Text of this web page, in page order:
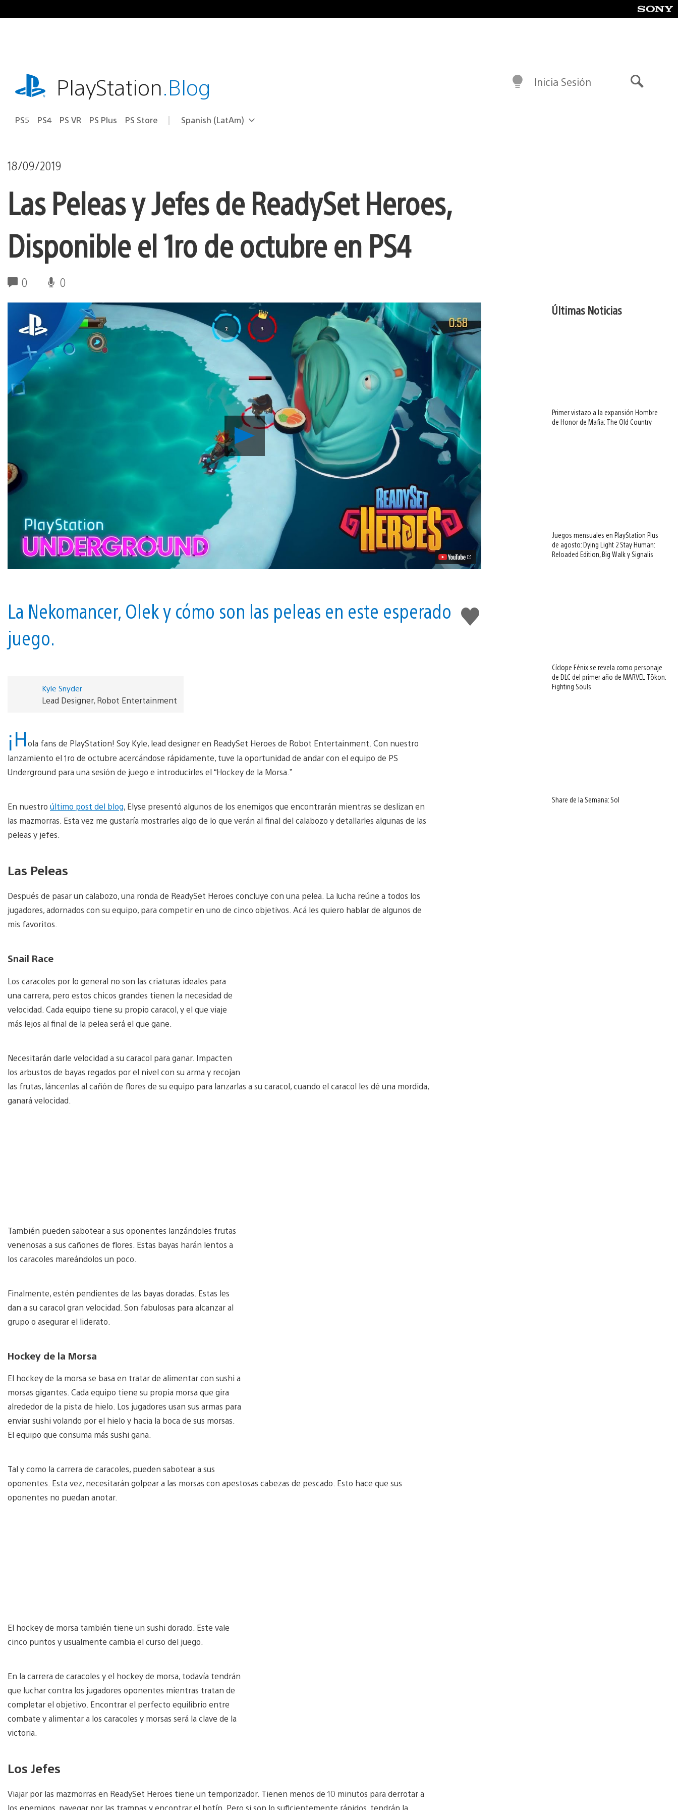
al
playstation.comPlayStation.Blog
PS5 PS4 PS VR PS Plus PS Store Elige
Región
Spanish (LatAm)
Inicia Sesión
18/09/2019
Las Peleas y Jefes de ReadySet Heroes,
Disponible el 1ro de octubre en PS4
0 0
Reproducir
Las
y
Disponible
octubre
PS4
Video
Me
gusta
La Nekomancer, Olek y cómo son las peleas en este esperado
juego.
Kyle Snyder
Lead Designer, Robot Entertainment
¡Hola fans de PlayStation! Soy Kyle, lead designer en ReadySet Heroes de Robot Entertainment. Con nuestro
lanzamiento el 1ro de octubre acercándose rápidamente, tuve la oportunidad de andar con el equipo de PS
Underground para una sesión de juego e introducirles el “Hockey de la Morsa.”
En nuestro último post del blog, Elyse presentó algunos de los enemigos que encontrarán mientras se deslizan en
las mazmorras. Esta vez me gustaría mostrarles algo de lo que verán al final del calabozo y detallarles algunas de las
peleas y jefes.
Las Peleas
Después de pasar un calabozo, una ronda de ReadySet Heroes concluye con una pelea. La lucha reúne a todos los
jugadores, adornados con su equipo, para competir en uno de cinco objetivos. Acá les quiero hablar de algunos de
mis favoritos.
Snail Race
Los caracoles por lo general no son las criaturas ideales para
una carrera, pero estos chicos grandes tienen la necesidad de
velocidad. Cada equipo tiene su propio caracol, y el que viaje
más lejos al final de la pelea será el que gane.
Necesitarán darle velocidad a su caracol para ganar. Impacten
los arbustos de bayas regados por el nivel con su arma y recojan
las frutas, láncenlas al cañón de flores de su equipo para lanzarlas a su caracol, cuando el caracol les dé una mordida,
ganará velocidad.
También pueden sabotear a sus oponentes lanzándoles frutas
venenosas a sus cañones de flores. Estas bayas harán lentos a
los caracoles mareándolos un poco.
Finalmente, estén pendientes de las bayas doradas. Estas les
dan a su caracol gran velocidad. Son fabulosas para alcanzar al
grupo o asegurar el liderato.
Hockey de la Morsa
El hockey de la morsa se basa en tratar de alimentar con sushi a
morsas gigantes. Cada equipo tiene su propia morsa que gira
alrededor de la pista de hielo. Los jugadores usan sus armas para
enviar sushi volando por el hielo y hacia la boca de sus morsas.
El equipo que consuma más sushi gana.
Tal y como la carrera de caracoles, pueden sabotear a sus
oponentes. Esta vez, necesitarán golpear a las morsas con apestosas cabezas de pescado. Esto hace que sus
oponentes no puedan anotar.
El hockey de morsa también tiene un sushi dorado. Este vale
cinco puntos y usualmente cambia el curso del juego.
En la carrera de caracoles y el hockey de morsa, todavía tendrán
que luchar contra los jugadores oponentes mientras tratan de
completar el objetivo. Encontrar el perfecto equilibrio entre
combate y alimentar a los caracoles y morsas será la clave de la
victoria.
Los Jefes
Viajar por las mazmorras en ReadySet Heroes tiene un temporizador. Tienen menos de 10 minutos para derrotar a
los enemigos, navegar por las trampas y encontrar el botín. Pero si son lo suficientemente rápidos, tendrán la
Últimas Noticias
Primer vistazo a la expansión Hombre
de Honor de Mafia: The Old Country
Juegos mensuales en PlayStation Plus
de agosto: Dying Light 2 Stay Human:
Reloaded Edition, Big Walk y Signalis
Cíclope Fénix se revela como personaje
de DLC del primer año de MARVEL Tōkon:
Fighting Souls
Share de la Semana: Sol